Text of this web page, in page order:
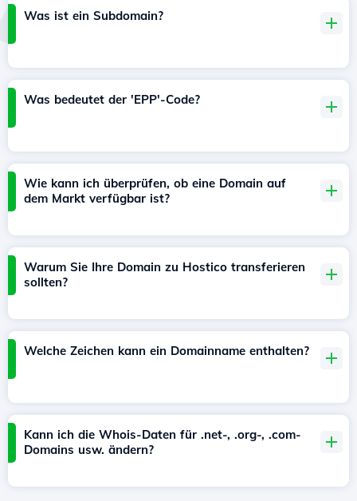
Was ist ein Subdomain?
Was bedeutet der 'EPP'-Code?
Wie kann ich überprüfen, ob eine Domain auf
dem Markt verfügbar ist?
Warum Sie Ihre Domain zu Hostico transferieren
sollten?
Welche Zeichen kann ein Domainname enthalten?
Kann ich die Whois-Daten für .net-, .org-, .com-
Domains usw. ändern?